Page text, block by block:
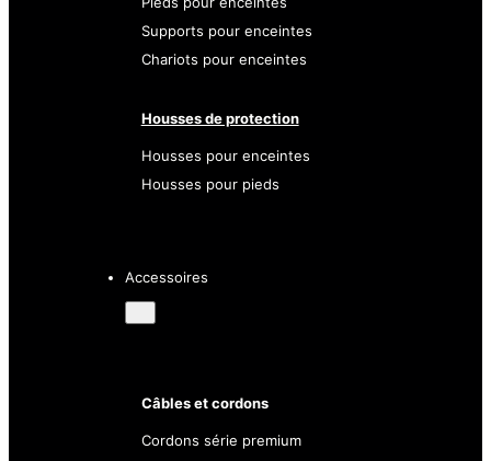
Supports pour enceintes
Chariots pour enceintes
Housses de protection
Housses pour enceintes
Housses pour pieds
Accessoires
Câbles et cordons
Cordons série premium